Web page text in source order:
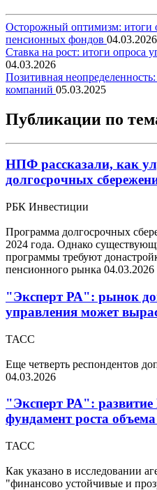
Осторожный оптимизм: итоги
пенсионных фондов 04.03.2026
Ставка на рост: итоги опроса
04.03.2026
Позитивная
компаний 05.03.2025
Публикации по
НПФ рассказали, как
долгосрочных
РБК Инвестиции
Программа долгосрочных
2024 года. Однако
программы требуют
пенсионного рынка 04.03.2026
"Эксперт РА": рынок
управления может
ТАСС
Еще четверть респондентов
04.03.2026
"Эксперт РА":
фундамент роста
ТАСС
Как указано в исследовании
"финансово устойчивые и